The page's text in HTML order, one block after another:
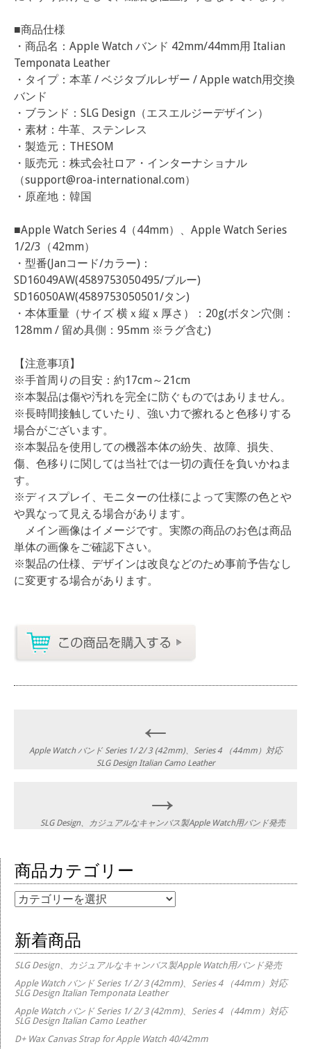
■商品仕様
・商品名：Apple Watch バンド 42mm/44mm用 Italian
Temponata Leather
・タイプ：本革 / ベジタブルレザー / Apple watch用交換
バンド
・ブランド：SLG Design（エスエルジーデザイン）
・素材：牛革、ステンレス
・製造元：THESOM
・販売元：株式会社ロア・インターナショナル
（support@roa-international.com）
・原産地：韓国
■Apple Watch Series 4（44mm）、Apple Watch Series
1/2/3（42mm）
・型番(Janコード/カラー)：
SD16049AW(4589753050495/ブルー)
SD16050AW(4589753050501/タン)
・本体重量（サイズ 横ｘ縦ｘ厚さ）：20g(ボタン穴側：
128mm / 留め具側：95mm ※ラグ含む)
【注意事項】
※手首周りの目安：約17cm～21cm
※本製品は傷や汚れを完全に防ぐものではありません。
※長時間接触していたり、強い力で擦れると色移りする
場合がございます。
※本製品を使用しての機器本体の紛失、故障、損失、
傷、色移りに関しては当社では一切の責任を負いかねま
す。
※ディスプレイ、モニターの仕様によって実際の色とや
や異なって見える場合があります。
メイン画像はイメージです。実際の商品のお色は商品
単体の画像をご確認下さい。
※製品の仕様、デザインは改良などのため事前予告なし
に変更する場合があります。
Post navigation
←
Apple Watch バンド Series 1/ 2/ 3 (42mm)、Series 4 （44mm）対応
SLG Design Italian Camo Leather
→
SLG Design、カジュアルなキャンバス製Apple Watch用バンド発売
商品カテゴリー
商品カテゴリー
新着商品
SLG Design、カジュアルなキャンバス製Apple Watch用バンド発売
Apple Watch バンド Series 1/ 2/ 3 (42mm)、Series 4 （44mm）対応
SLG Design Italian Temponata Leather
Apple Watch バンド Series 1/ 2/ 3 (42mm)、Series 4 （44mm）対応
SLG Design Italian Camo Leather
D+ Wax Canvas Strap for Apple Watch 40/42mm